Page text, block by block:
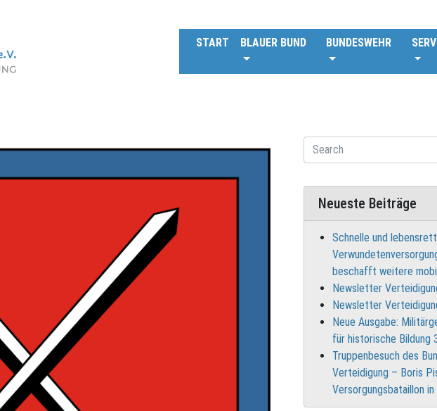
START BLAUER BUND BUNDESWEHR
Neueste Beiträge
Schnelle und
beschafft weitere
Newsletter
Newsletter
Neue Ausgabe:
für historische Bildung
Truppenbesuch des
Verteidigung – Boris
Versorgungsbataillon in